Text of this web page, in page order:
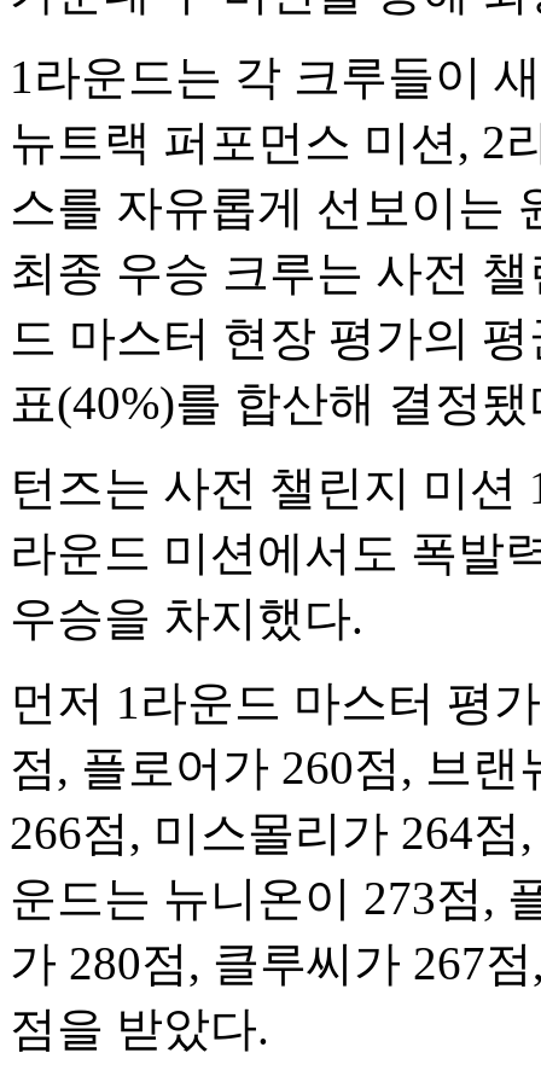
1라운드는 각 크루들이
뉴트랙 퍼포먼스 미션, 2
스를 자유롭게 선보이는
최종 우승 크루는 사전
드 마스터 현장 평가의
표(40%)를 합산해 결정됐
턴즈는 사전 챌린지 미션
라운드 미션에서도 폭발
우승을 차지했다.
먼저 1라운드 마스터 평
점, 플로어가 260점, 브
266점, 미스몰리가 264
운드는 뉴니온이 273점,
가 280점, 클루씨가 267
점을 받았다.